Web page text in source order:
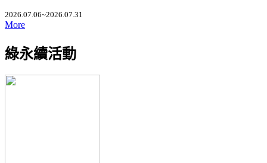
2026.07.06~2026.07.31
More
綠永續活動